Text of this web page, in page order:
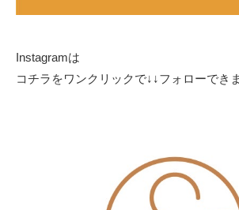
Instagramは
コチラをワンクリックで↓↓フォローでき